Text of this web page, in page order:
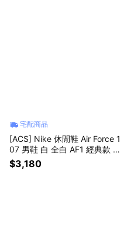
宅配商品
[ACS] Nike 休閒鞋 Air Force 1
07 男鞋 白 全白 AF1 經典款 小
白鞋 CW2288111
$3,180